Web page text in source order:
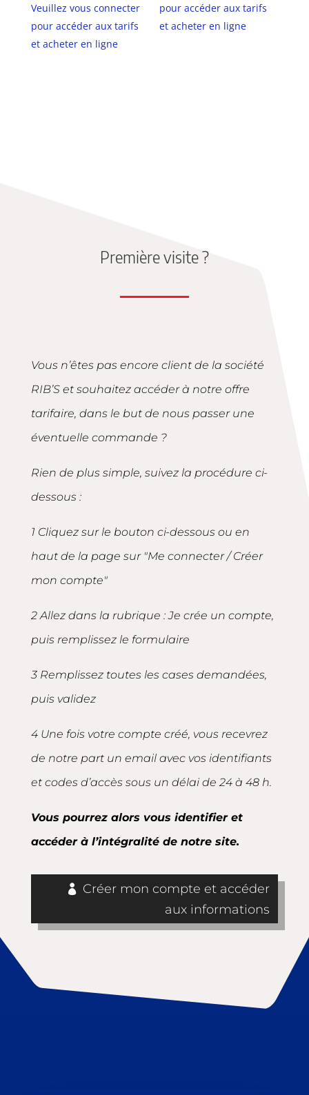
Veuillez vous connecter
pour accéder aux tarifs
et acheter en ligne
pour accéder aux tarifs
et acheter en ligne
Première visite ?
Vous n’êtes pas encore client de la société
RIB’S et souhaitez accéder à notre offre
tarifaire, dans le but de nous passer une
éventuelle commande ?
Rien de plus simple, suivez la procédure ci-
dessous :
1 Cliquez sur le bouton ci-dessous ou en
haut de la page sur "Me connecter / Créer
mon compte"
2 Allez dans la rubrique : Je crée un compte,
puis remplissez le formulaire
3 Remplissez toutes les cases demandées,
puis validez
4 Une fois votre compte créé, vous recevrez
de notre part un email avec vos identifiants
et codes d’accès sous un délai de 24 à 48 h.
Vous pourrez alors vous identifier et
accéder à l’intégralité de notre site.
Créer mon compte et accéder
aux informations